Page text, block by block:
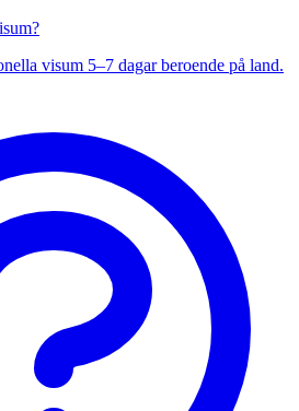
visum 5–7 dagar beroende på land.